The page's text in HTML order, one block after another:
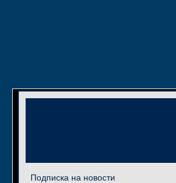
Подписка на новости